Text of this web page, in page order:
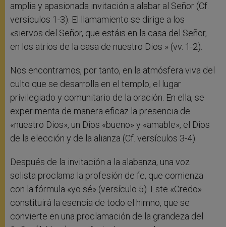
amplia y apasionada invitación a alabar al Señor (Cf.
versículos 1-3). El llamamiento se dirige a los
«siervos del Señor, que estáis en la casa del Señor,
en los atrios de la casa de nuestro Dios » (vv. 1-2).
Nos encontramos, por tanto, en la atmósfera viva del
culto que se desarrolla en el templo, el lugar
privilegiado y comunitario de la oración. En ella, se
experimenta de manera eficaz la presencia de
«nuestro Dios», un Dios «bueno» y «amable», el Dios
de la elección y de la alianza (Cf. versículos 3-4).
Después de la invitación a la alabanza, una voz
solista proclama la profesión de fe, que comienza
con la fórmula «yo sé» (versículo 5). Este «Credo»
constituirá la esencia de todo el himno, que se
convierte en una proclamación de la grandeza del